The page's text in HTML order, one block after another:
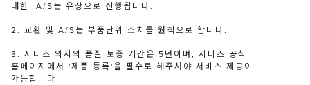
대한 A/S는 유상으로 진행됩니다.
2. 교환 및 A/S는 부품단위 조치를 원칙으로 합니다.
3. 시디즈 의자의 품질 보증 기간은 5년이며, 시디즈 공식
홈페이지에서 '제품 등록'을 필수로 해주셔야 서비스 제공이
가능합니다.